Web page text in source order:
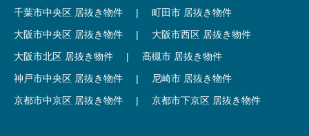
千葉市中央区 居抜き物件
|
町田市 居抜き物件
大阪市中央区 居抜き物件
|
大阪市西区 居抜き物件
大阪市北区 居抜き物件
|
高槻市 居抜き物件
神戸市中央区 居抜き物件
|
尼崎市 居抜き物件
京都市中京区 居抜き物件
| 京都市下京区 居抜き物件